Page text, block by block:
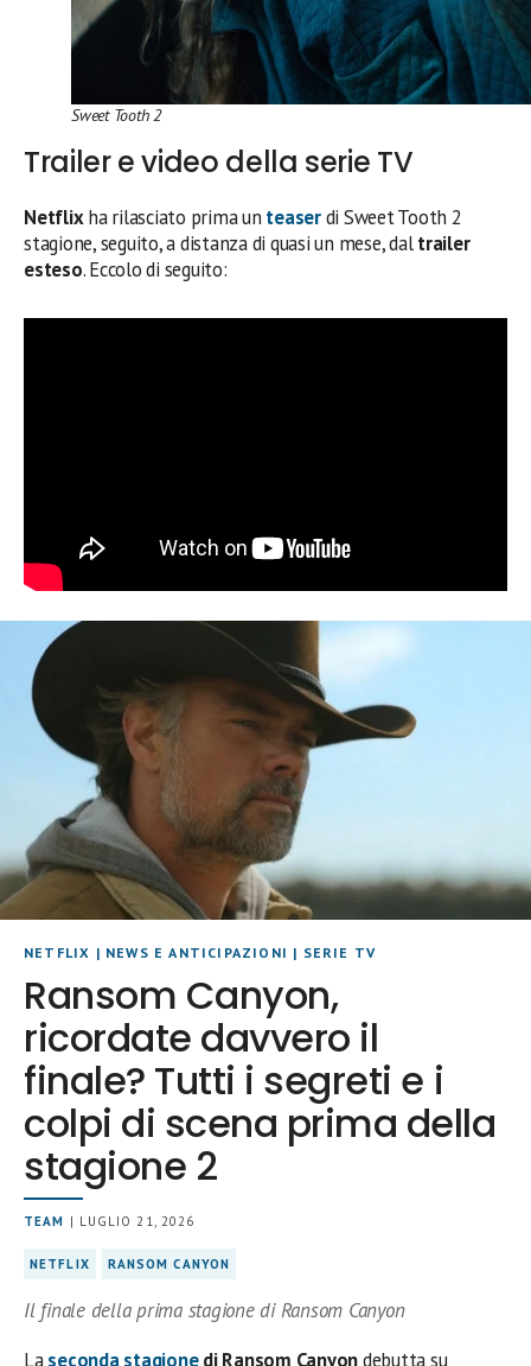
Sweet Tooth 2
Trailer e video della serie TV
Netflixha rilasciato prima un teaserdi Sweet Tooth 2
stagione, seguito, a distanza di quasi un mese, daltrailer
esteso. Eccolo di seguito:
NETFLIX | NEWS E ANTICIPAZIONI | SERIE TV
Ransom Canyon,
ricordate davvero il
finale? Tutti i segreti e i
colpi di scena prima della
stagione 2
TEAM | LUGLIO 21, 2026
NETFLIX RANSOM CANYON
Il finale della prima stagione di Ransom Canyon
Laseconda stagionedi Ransom Canyondebutta su